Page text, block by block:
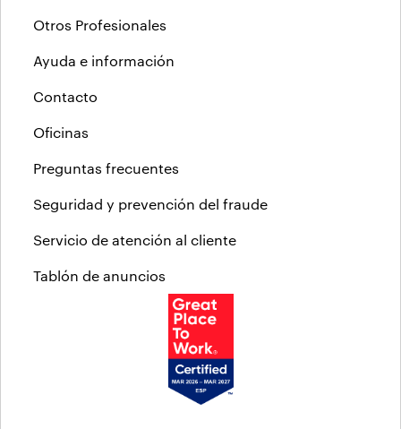
Otros Profesionales
Ayuda e información
Contacto
Oficinas
Preguntas frecuentes
Seguridad y prevención del fraude
Servicio de atención al cliente
Tablón de anuncios